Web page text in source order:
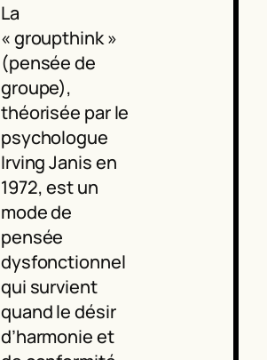
La
« groupthink »
(pensée de
groupe),
théorisée par le
psychologue
Irving Janis en
1972, est un
mode de
pensée
dysfonctionnel
qui survient
quand le désir
d’harmonie et